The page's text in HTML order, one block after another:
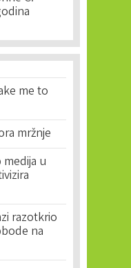
me to
mržnje
u
razotkrio
na